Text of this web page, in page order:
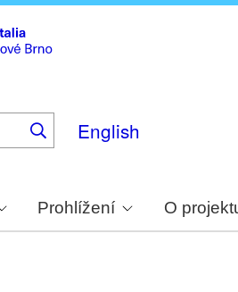
English
Prohlížení O